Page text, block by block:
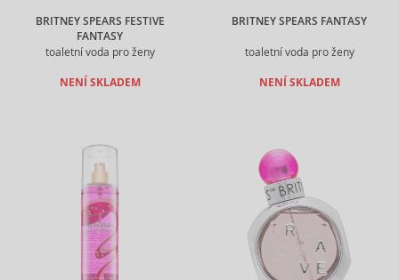
BRITNEY SPEARS FESTIVE
FANTASY
toaletní voda pro ženy
NENÍ SKLADEM
BRITNEY SPEARS FANTASY
toaletní voda pro ženy
NENÍ SKLADEM